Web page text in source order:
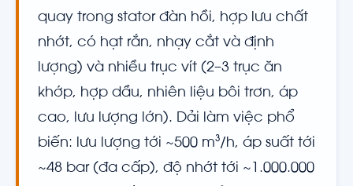
quay trong stator đàn hồi, hợp lưu chất
nhớt, có hạt rắn, nhạy cắt và định
lượng) và nhiều trục vít (2–3 trục ăn
khớp, hợp dầu, nhiên liệu bôi trơn, áp
cao, lưu lượng lớn). Dải làm việc phổ
biến: lưu lượng tới ~500 m³/h, áp suất tới
~48 bar (đa cấp), độ nhớt tới ~1.000.000